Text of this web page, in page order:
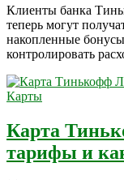
Клиенты банка
теперь могут
накопленные
контролировать
Карты
Карта
тарифы и